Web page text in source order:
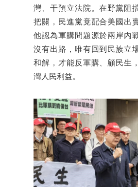
灣、干預立法院。在野黨阻
把關，民進黨竟配合美國出
他認為軍購問題源於兩岸內
沒有出路，唯有回到民族立
和解，才能反軍購、顧民生
灣人民利益。